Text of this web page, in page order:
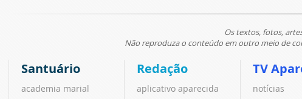
Os textos, fotos,
Não reproduza o conteúdo em outro meio de
Santuário
academia marial
Redação
aplicativo aparecida
TV
notícias